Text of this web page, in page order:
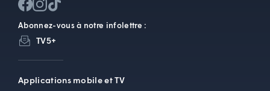
Abonnez-vous à notre infolettre :
TV5+
Applications mobile et TV